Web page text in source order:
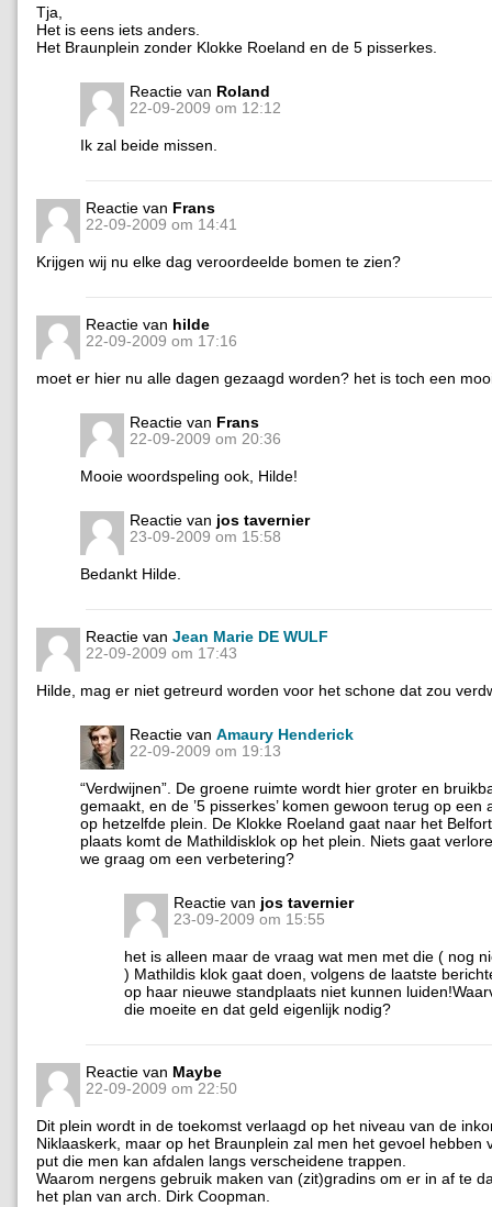
Tja,
Het is eens iets anders.
Het Braunplein zonder Klokke Roeland en de 5 pisserkes.
Reactie van Roland
22-09-2009 om 12:12
Ik zal beide missen.
Reactie van Frans
22-09-2009 om 14:41
Krijgen wij nu elke dag veroordeelde bomen te zien?
Reactie van hilde
22-09-2009 om 17:16
moet er hier nu alle dagen gezaagd worden? het is toch een
Reactie van Frans
22-09-2009 om 20:36
Mooie woordspeling ook, Hilde!
Reactie van jos tavernier
23-09-2009 om 15:58
Bedankt Hilde.
Reactie van Jean Marie DE WULF
22-09-2009 om 17:43
Hilde, mag er niet getreurd worden voor het schone dat zou
Reactie van Amaury Henderick
22-09-2009 om 19:13
“Verdwijnen”. De groene ruimte wordt hier groter en
gemaakt, en de ’5 pisserkes’ komen gewoon terug op een
op hetzelfde plein. De Klokke Roeland gaat naar het
plaats komt de Mathildisklok op het plein. Niets gaat
we graag om een verbetering?
Reactie van jos tavernier
23-09-2009 om 15:55
het is alleen maar de vraag wat men met die ( nog
) Mathildis klok gaat doen, volgens de laatste
op haar nieuwe standplaats niet kunnen
die moeite en dat geld eigenlijk nodig?
Reactie van Maybe
22-09-2009 om 22:50
Dit plein wordt in de toekomst verlaagd op het niveau van de
Niklaaskerk, maar op het Braunplein zal men het gevoel hebben
put die men kan afdalen langs verscheidene trappen.
Waarom nergens gebruik maken van (zit)gradins om er in af te
het plan van arch. Dirk Coopman.